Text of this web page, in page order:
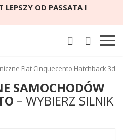
LEPSZY OD PASSATA I
Fiat Cinquecento Hatchback 3d
SAMOCHODÓW
– WYBIERZ SILNIK